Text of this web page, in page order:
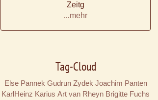
Zeitg
...mehr
Tag-Cloud
Else Pannek Gudrun Zydek Joachim Panten
KarlHeinz Karius Art van Rheyn Brigitte Fuchs